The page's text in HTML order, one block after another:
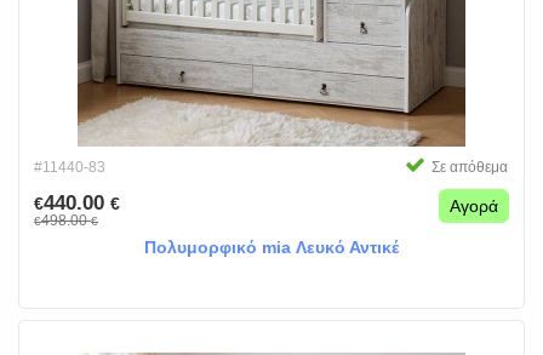
#11440-83 Σε απόθεμα
€440.00 €
€498.00€
Αγορά
Πολυμορφικό mia Λευκό Αντικέ